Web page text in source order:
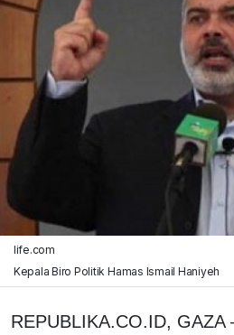
life.com
Kepala Biro Politik Hamas Ismail Haniyeh
REPUBLIKA.CO.ID, GAZA